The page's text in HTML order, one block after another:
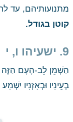
מתנועותיהם, עד
קוטן בגודל.
9. ישעיהו ו, י
בְעֵינָיו וּבְאָזְנָיו